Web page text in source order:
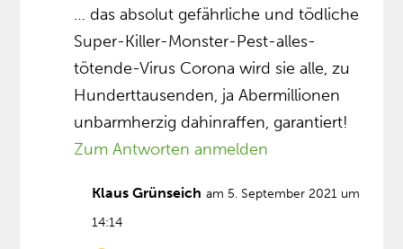
… das absolut gefährliche und tödliche
Super-Killer-Monster-Pest-alles-
tötende-Virus Corona wird sie alle, zu
Hunderttausenden, ja Abermillionen
unbarmherzig dahinraffen, garantiert!
Zum Antworten anmelden
Klaus Grünseich am 5. September 2021 um
14:14